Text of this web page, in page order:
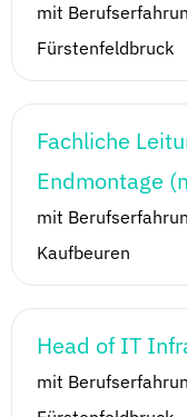
mit
Fürstenfeldbruck
Fachliche
Endmontage
mit
Kaufbeuren
Head of IT
mit